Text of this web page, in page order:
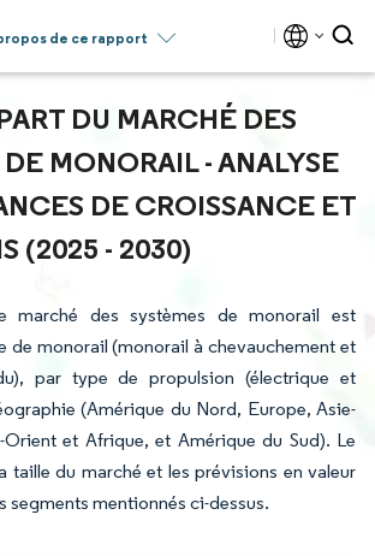
de ce rapport
DU MARCHÉ DES
MONORAIL - ANALYSE
DE CROISSANCE ET
(2025 - 2030)
marché des systèmes de monorail est
de monorail (monorail à chevauchement et
par type de propulsion (électrique et
(Amérique du Nord, Europe, Asie-
et Afrique, et Amérique du Sud). Le
taille du marché et les prévisions en valeur
segments mentionnés ci-dessus.